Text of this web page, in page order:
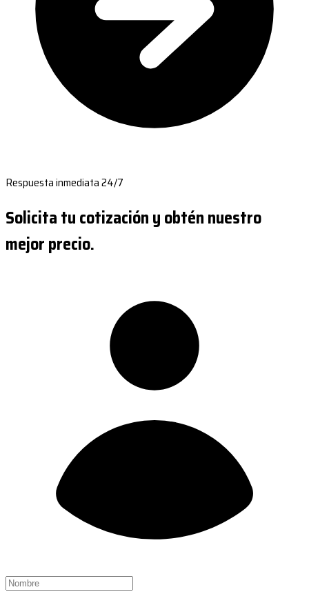
Respuesta inmediata 24/7
Solicita tu cotización y obtén nuestro
mejor precio.